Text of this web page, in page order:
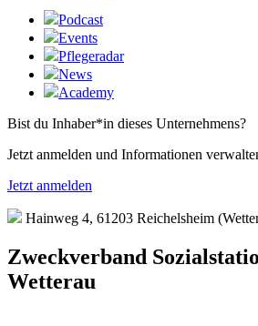
Podcast
Events
Pflegeradar
News
Academy
Bist du Inhaber*in dieses Unternehmens?
Jetzt anmelden und Informationen
Jetzt anmelden
Hainweg 4, 61203 Reichelsheim
Zweckverband
Wetterau